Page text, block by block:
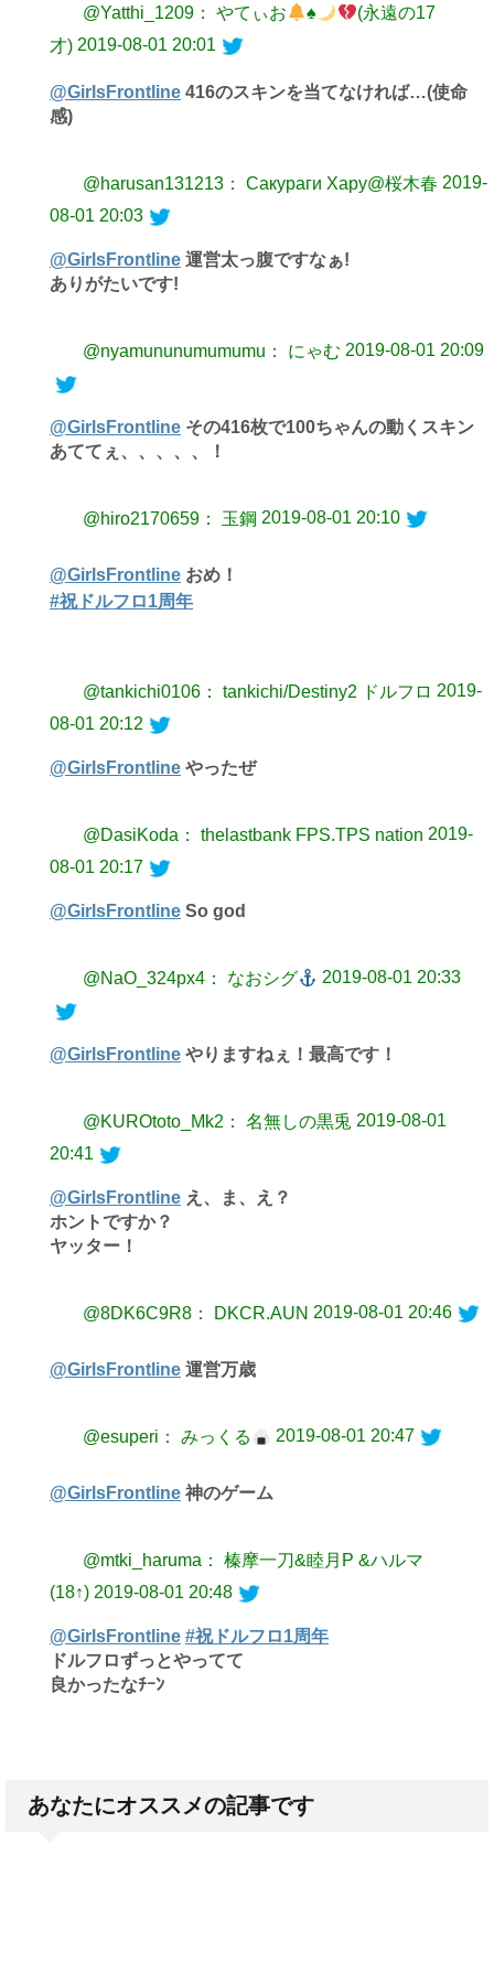
@Yatthi_1209： やてぃお ♠️
(永遠の17
才) 2019-08-01 20:01
@GirlsFrontline 416のスキンを当てなければ…(使命
感)
@harusan131213： Сакураги Хару@桜木春 2019-
08-01 20:03
@GirlsFrontline 運営太っ腹ですなぁ!
ありがたいです!
@nyamununumumumu： にゃむ 2019-08-01 20:09
@GirlsFrontline その416枚で100ちゃんの動くスキン
あててぇ、、、、、！
@hiro2170659： 玉鋼 2019-08-01 20:10
@GirlsFrontline おめ！
#祝ドルフロ1周年
@tankichi0106： tankichi/Destiny2 ドルフロ 2019-
08-01 20:12
@GirlsFrontline やったぜ
@DasiKoda： thelastbank FPS.TPS nation 2019-
08-01 20:17
@GirlsFrontline So god
@NaO_324px4： なおシグ 2019-08-01 20:33
@GirlsFrontline やりますねぇ！最高です！
@KUROtoto_Mk2： 名無しの黒兎 2019-08-01
20:41
@GirlsFrontline え、ま、え？
ホントですか？
ヤッター！
@8DK6C9R8： DKCR.AUN 2019-08-01 20:46
@GirlsFrontline 運営万歳
@esuperi： みっくる 2019-08-01 20:47
@GirlsFrontline 神のゲーム
@mtki_haruma： 榛摩一刀&睦月P &ハルマ
(18↑) 2019-08-01 20:48
@GirlsFrontline #祝ドルフロ1周年
ドルフロずっとやってて
良かったなﾁｰﾝ
あなたにオススメの記事です